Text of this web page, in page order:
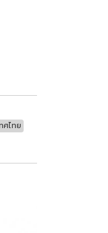
ศไทย